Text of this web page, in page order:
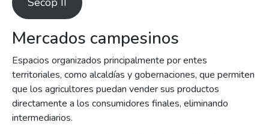
Mercados campesinos
Espacios organizados principalmente por entes
territoriales, como alcaldías y gobernaciones, que permiten
que los agricultores puedan vender sus productos
directamente a los consumidores finales, eliminando
intermediarios.